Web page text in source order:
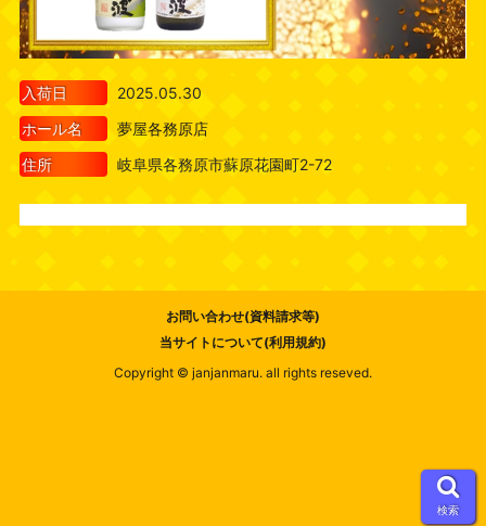
入荷日
2025.05.30
ホール名
夢屋各務原店
住所
岐阜県各務原市蘇原花園町2-72
お問い合わせ(資料請求等)
当サイトについて(利用規約)
Copyright © janjanmaru. all rights reseved.
検索